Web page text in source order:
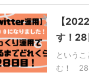
【
す！28
という
む！ 28